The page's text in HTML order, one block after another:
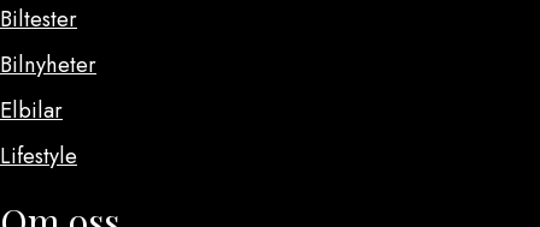
Biltester
Bilnyheter
Elbilar
Lifestyle